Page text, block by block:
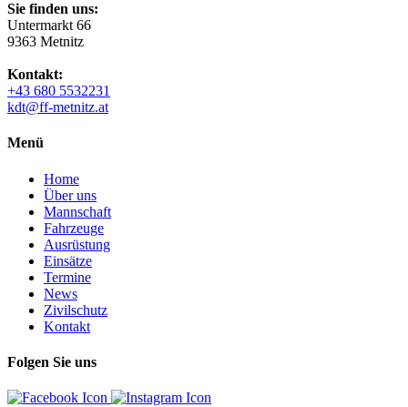
Sie finden uns:
Untermarkt 66
9363 Metnitz
Kontakt:
+43 680 5532231
kdt@ff-metnitz.at
Menü
Home
Über uns
Mannschaft
Fahrzeuge
Ausrüstung
Einsätze
Termine
News
Zivilschutz
Kontakt
Folgen Sie uns